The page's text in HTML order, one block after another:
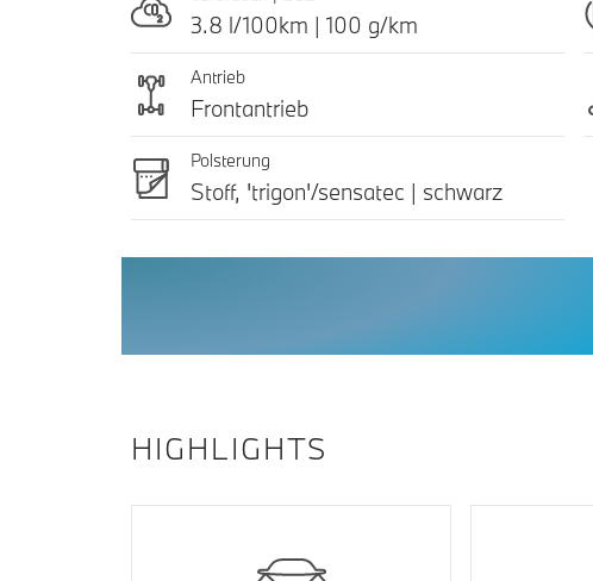
3.8 l/100km | 100 g/km
Antrieb
Frontantrieb
Polsterung
Stoff, 'trigon'/sensatec | schwarz
HIGHLIGHTS